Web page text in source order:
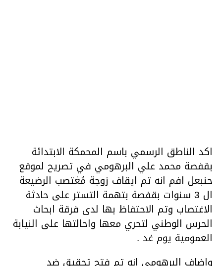
اكد الناطق الرسمي باسم المحمكة الابتدائة
بقفصة محمد علي البرهومي في تصريح لموقع
حنبعل افم انه تم ايقاف زوجة مُغتصب الرضيعة
ال 3 سنوات بقفصة بتهمة التستر على حادثة
الاغتصاب وتم الاحتفاظ بها لدى فرقة ابحاث
الحرس الوطني لتحري معها واحالتها على النيابة
العمومية يوم غد .
واضاف البرهومي انه تم فتح تحقيق ضد